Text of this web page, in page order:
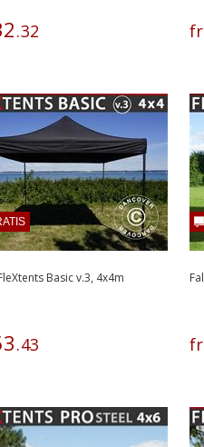
.32
Basic v.3, 4x4m
.43